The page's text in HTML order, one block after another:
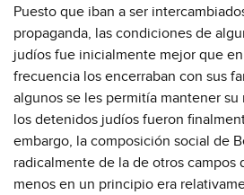
Puesto que iban a ser
propaganda, las condiciones de
judíos fue inicialmente mejor que
frecuencia los encerraban con sus
algunos se les permitía mantener
los detenidos judíos fueron
embargo, la composición social de
radicalmente de la de otros campos
menos en un principio era